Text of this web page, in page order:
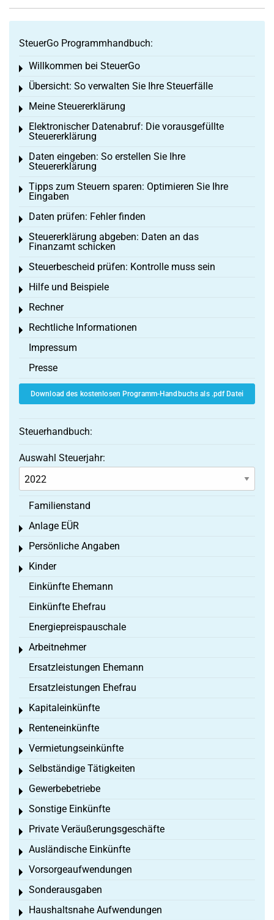
SteuerGo Programmhandbuch:
Willkommen bei SteuerGo
Toggle menu
Übersicht: So verwalten Sie Ihre Steuerfälle
Toggle menu
Meine Steuererklärung
Toggle menu
Elektronischer Datenabruf: Die vorausgefüllte
Steuererklärung
Toggle menu
Daten eingeben: So erstellen Sie Ihre
Steuererklärung
Toggle menu
Tipps zum Steuern sparen: Optimieren Sie Ihre
Eingaben
Toggle menu
Daten prüfen: Fehler finden
Toggle menu
Steuererklärung abgeben: Daten an das
Finanzamt schicken
Toggle menu
Steuerbescheid prüfen: Kontrolle muss sein
Toggle menu
Hilfe und Beispiele
Toggle menu
Rechner
Toggle menu
Rechtliche Informationen
Toggle menu
Impressum
Presse
Download des kostenlosen Programm-Handbuchs als .pdf Datei
Steuerhandbuch:
Auswahl Steuerjahr:
Familienstand
Anlage EÜR
Toggle menu
Persönliche Angaben
Toggle menu
Kinder
Toggle menu
Einkünfte Ehemann
Einkünfte Ehefrau
Energiepreispauschale
Arbeitnehmer
Toggle menu
Ersatzleistungen Ehemann
Ersatzleistungen Ehefrau
Kapitaleinkünfte
Toggle menu
Renteneinkünfte
Toggle menu
Vermietungseinkünfte
Toggle menu
Selbständige Tätigkeiten
Toggle menu
Gewerbebetriebe
Toggle menu
Sonstige Einkünfte
Toggle menu
Private Veräußerungsgeschäfte
Toggle menu
Ausländische Einkünfte
Toggle menu
Vorsorgeaufwendungen
Toggle menu
Sonderausgaben
Toggle menu
Haushaltsnahe Aufwendungen
Toggle menu